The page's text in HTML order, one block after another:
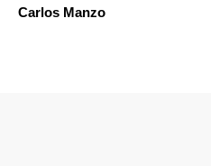
Carlos Manzo